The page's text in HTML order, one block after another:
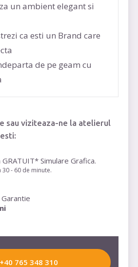
un ambient elegant si
ca esti un Brand care
de pe geam cu
sau viziteaza-ne la atelierul
Simulare Grafica.
- 60 de minute.
+40 765 348 310